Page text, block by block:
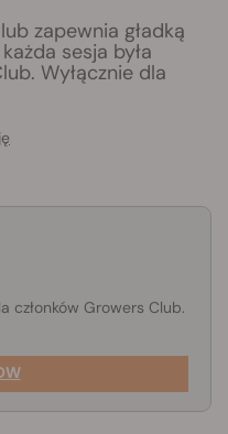
zapewnia gładką
sesja była
Wyłącznie dla
członków Growers Club.